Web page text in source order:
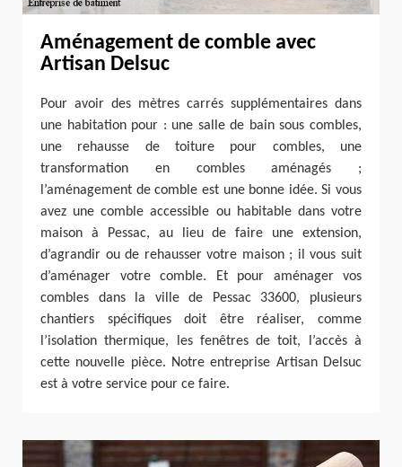
Aménagement de comble avec
Artisan Delsuc
Pour avoir des mètres carrés supplémentaires dans
une habitation pour : une salle de bain sous combles,
une rehausse de toiture pour combles, une
transformation en combles aménagés ;
l’aménagement de comble est une bonne idée. Si vous
avez une comble accessible ou habitable dans votre
maison à Pessac, au lieu de faire une extension,
d’agrandir ou de rehausser votre maison ; il vous suit
d’aménager votre comble. Et pour aménager vos
combles dans la ville de Pessac 33600, plusieurs
chantiers spécifiques doit être réaliser, comme
l’isolation thermique, les fenêtres de toit, l’accès à
cette nouvelle pièce. Notre entreprise Artisan Delsuc
est à votre service pour ce faire.